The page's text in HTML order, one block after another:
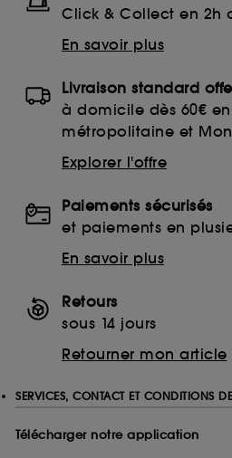
Click & Collect en 2h
En savoir plus
Livraison standard
à domicile dès 60€
métropolitaine et
Explorer l'offre
Paiements sécurisés
et paiements en
En savoir plus
Retours
sous 14 jours
Retourner mon article
SERVICES, CONTACT ET CONDITIONS
Télécharger notre application